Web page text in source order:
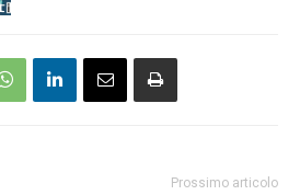
Prossimo articolo